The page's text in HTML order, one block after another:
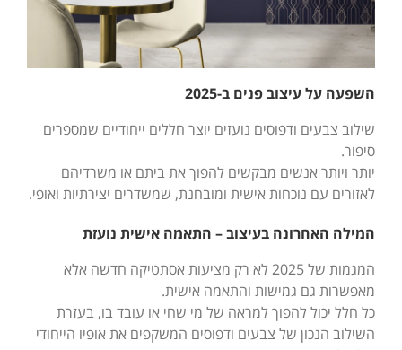
השפעה על עיצוב פנים ב-2025
שילוב צבעים ודפוסים נועזים יוצר חללים ייחודיים שמספרים
סיפור.
יותר ויותר אנשים מבקשים להפוך את ביתם או משרדיהם
לאזורים עם נוכחות אישית ומובחנת, שמשדרים יצירתיות ואופי.
המילה האחרונה בעיצוב – התאמה אישית נועזת
המגמות של 2025 לא רק מציעות אסתטיקה חדשה אלא
מאפשרות גם גמישות והתאמה אישית.
כל חלל יכול להפוך למראה של מי שחי או עובד בו, בעזרת
השילוב הנכון של צבעים ודפוסים המשקפים את אופיו הייחודי